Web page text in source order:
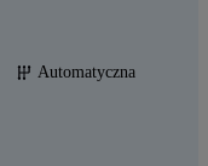
Automatyczna